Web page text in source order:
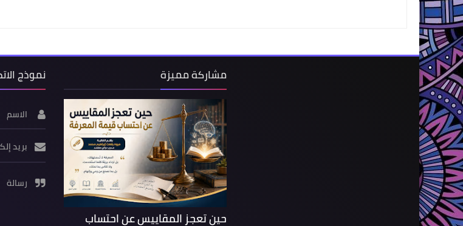
مشاركة مميزة
حين تعجز المقاييس عن احتساب
نموذج
الاسم
بريد
رسالة